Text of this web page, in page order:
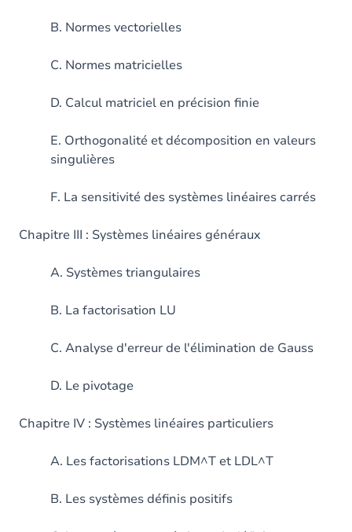
B. Normes vectorielles
C. Normes matricielles
D. Calcul matriciel en précision finie
E. Orthogonalité et décomposition en valeurs
singulières
F. La sensitivité des systèmes linéaires carrés
Chapitre III : Systèmes linéaires généraux
A. Systèmes triangulaires
B. La factorisation LU
C. Analyse d'erreur de l'élimination de Gauss
D. Le pivotage
Chapitre IV : Systèmes linéaires particuliers
A. Les factorisations LDM^T et LDL^T
B. Les systèmes définis positifs